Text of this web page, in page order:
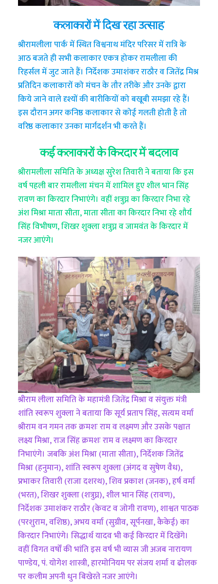
कलाकारों में दिख रहा उत्साह
श्रीरामलीला पार्क में स्थित विश्वनाथ मंदिर परिसर में रात्रि के
आठ बजते ही सभी कलाकार एकत्र होकर रामलीला की
रिहर्सल में जुट जाते हैं। निर्देशक उमाशंकर राठौर व जितेंद्र मिश्र
प्रतिदिन कलाकारों को मंचन के तौर तरीके और उनके द्वारा
किये जाने वाले दृश्यों की बारीकियों को बखूबी समझा रहे हैं।
इस दौरान अगर कनिष्ठ कलाकार से कोई गलती होती है तो
वरिष्ठ कलाकार उनका मार्गदर्शन भी करते हैं।
कई कलाकारों के किरदार में बदलाव
श्रीरामलीला समिति के अध्यक्ष सुरेश तिवारी ने बताया कि इस
वर्ष पहली बार रामलीला मंचन में शामिल हुए शील भान सिंह
रावण का किरदार निभाएंगे। वहीं शत्रुघ्न का किरदार निभा रहे
अंश मिश्रा माता सीता, माता सीता का किरदार निभा रहे शौर्य
सिंह विभीषण, शिखर शुक्ला शत्रुघ्न व जामवंत के किरदार में
नजर आएंगे।
श्रीराम लीला समिति के महामंत्री जितेंद्र मिश्रा व संयुक्त मंत्री
शांति स्वरूप शुक्ला ने बताया कि सूर्य प्रताप सिंह, सत्यम वर्मा
श्रीराम वन गमन तक क्रमशः राम व लक्ष्मण और उसके पश्चात
लक्ष्य मिश्रा, राज सिंह क्रमशः राम व लक्ष्मण का किरदार
निभाएंगे। जबकि अंश मिश्रा (माता सीता), निर्देशक जितेंद्र
मिश्रा (हनुमान), शांति स्वरूप शुक्ला (अंगद व सुषेण वैध),
प्रभाकर तिवारी (राजा दशरथ), शिव प्रकाश (जनक), हर्ष वर्मा
(भरत), शिखर शुक्ला (शत्रुघ्न), शील भान सिंह (रावण),
निर्देशक उमाशंकर राठौर (केवट व जोगी रावण), शाश्वत पाठक
(परशुराम, वशिष्ठ), अभय वर्मा (सुग्रीव, सूर्पनखा, कैकेई) का
किरदार निभाएंगे। सिद्धार्थ यादव भी कई किरदार में दिखेंगे।
वहीं विगत वर्षों की भांति इस वर्ष भी व्यास जी अजब नारायण
पाण्डेय, पं. योगेश शास्त्री, हारमोनियम पर संजय शर्मा व ढोलक
पर कलीम अपनी धुन बिखेरते नजर आएंगे।